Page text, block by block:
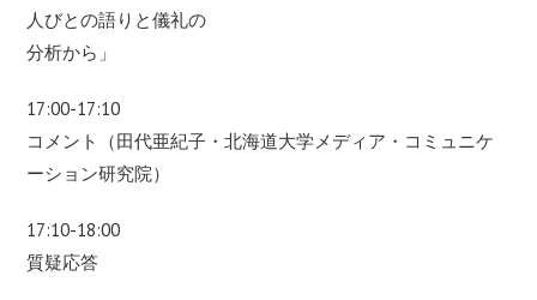
人びとの語りと儀礼の
分析から」
17:00-17:10
コメント（田代亜紀子・北海道大学メディア・コミュニケ
ーション研究院）
17:10-18:00
質疑応答